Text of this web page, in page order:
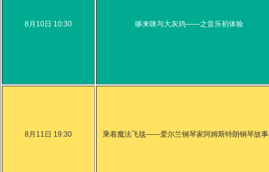
8月10日 10:30 哆来咪与大灰鸡——之音乐初体验
8月11日 19:30 乘着魔法飞毯——爱尔兰钢琴家阿姆斯特朗钢琴故